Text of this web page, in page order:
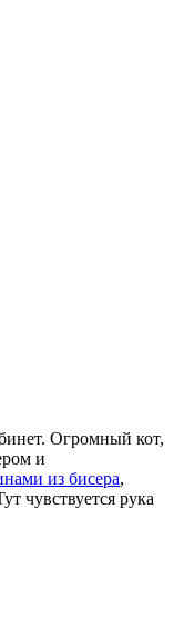
Огромный кот,
и
из бисера,
чувствуется рука